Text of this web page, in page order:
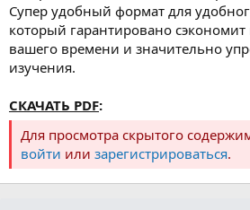
Супер удобный формат для
который гарантировано сэкономит
вашего времени и значительно
изучения.
СКАЧАТЬ PDF:
Для просмотра скрытого
войти или зарегистрироваться.